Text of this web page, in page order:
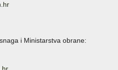
i Ministarstva obrane: